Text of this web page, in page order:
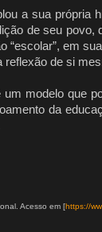
a sua própria
de seu
“escolar”, em
reflexão de si
modelo que
da
Acesso em [https://